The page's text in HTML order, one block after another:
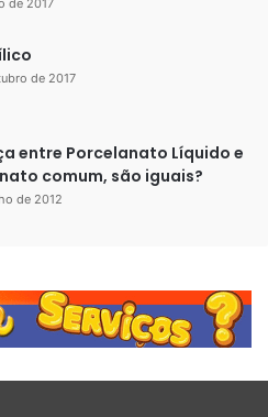
de 2017
de 2017
entre Porcelanato Líquido e
comum, são iguais?
de 2012